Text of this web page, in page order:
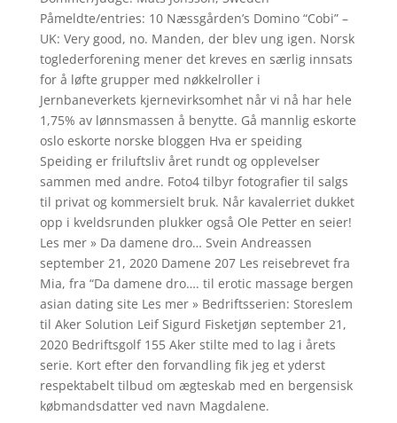
Påmeldte/entries: 10 Næssgården’s Domino “Cobi” –
UK: Very good, no. Manden, der blev ung igen. Norsk
toglederforening mener det kreves en særlig innsats
for å løfte grupper med nøkkelroller i
Jernbaneverkets kjernevirksomhet når vi nå har hele
1,75% av lønnsmassen å benytte. Gå mannlig eskorte
oslo eskorte norske bloggen Hva er speiding
Speiding er friluftsliv året rundt og opplevelser
sammen med andre. Foto4 tilbyr fotografier til salgs
til privat og kommersielt bruk. Når kavalerriet dukket
opp i kveldsrunden plukker også Ole Petter en seier!
Les mer » Da damene dro… Svein Andreassen
september 21, 2020 Damene 207 Les reisebrevet fra
Mia, fra “Da damene dro…. til erotic massage bergen
asian dating site Les mer » Bedriftsserien: Storeslem
til Aker Solution Leif Sigurd Fisketjøn september 21,
2020 Bedriftsgolf 155 Aker stilte med to lag i årets
serie. Kort efter den forvandling fik jeg et yderst
respektabelt tilbud om ægteskab med en bergensisk
købmandsdatter ved navn Magdalene.